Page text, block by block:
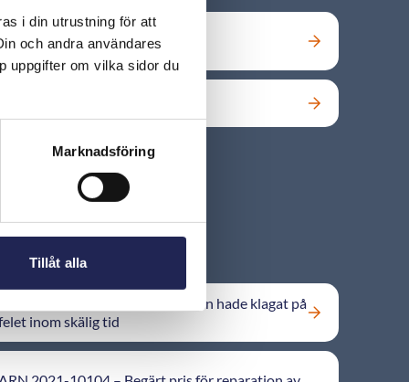
i din utrustning för att
och andra användares
uppgifter om vilka sidor du
Marknadsföring
Tillåt alla
skickar jag mitt klagomål?
2016-12682 – Konsumenten hade klagat på
inom skälig tid